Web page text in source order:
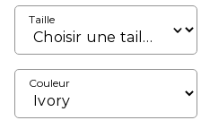
Taille
Couleur